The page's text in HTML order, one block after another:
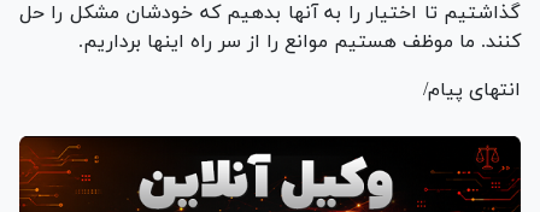
گذاشتیم تا اختیار را به آنها بدهیم که خودشان مشکل را حل
کنند. ما موظف هستیم موانع را از سر راه اینها برداریم.
انتهای پیام/